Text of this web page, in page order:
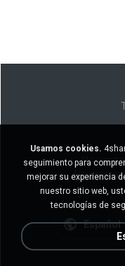
No
No
Español
Usamos cookies.
seguimiento para
mejorar su experiencia
nuestro sitio web,
tecnologías de